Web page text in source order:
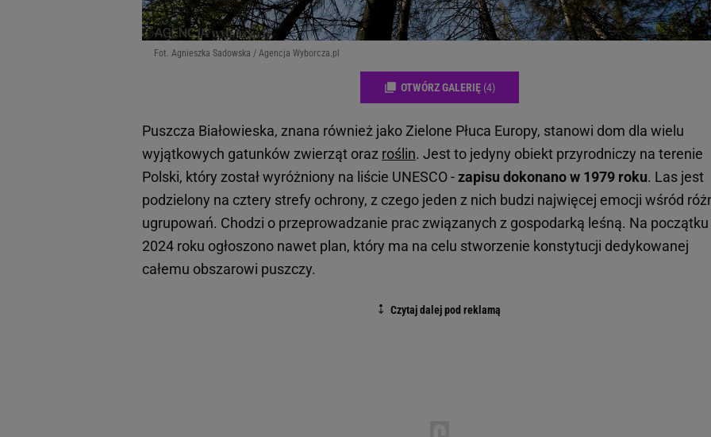
Fot. Agnieszka Sadowska / Agencja Wyborcza.pl
OTWÓRZ GALERIĘ (4)
Puszcza Białowieska, znana również jako Zielone Płuca Europy, stanowi dom dla wielu
wyjątkowych gatunków zwierząt oraz roślin. Jest to jedyny obiekt przyrodniczy na terenie
Polski, który został wyróżniony na liście UNESCO -zapisu dokonano w 1979 roku. Las jest
podzielony na cztery strefy ochrony, z czego jeden z nich budzi najwięcej emocji wśród
ugrupowań. Chodzi o przeprowadzanie prac związanych z gospodarką leśną. Na początku
2024 roku ogłoszono nawet plan, który ma na celu stworzenie konstytucji dedykowanej
całemu obszarowi puszczy.